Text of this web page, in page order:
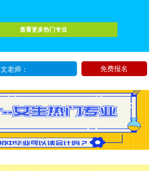
查看更多热门专业
文老师： 免费报名